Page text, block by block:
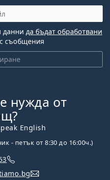
данни да бъдат обработвани
съобщения
нужда от
English
- петък от 8:30 до 16:00ч.)